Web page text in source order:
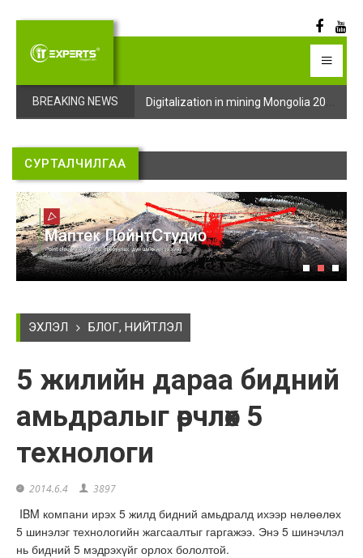
BREAKING NEWS
Digitalization in mining Mongolia 2025 арга хэмжээний бүртгэл эхэллээ Digitalization in mining Mongolia 2025 арга хэмжээний бүртгэл эхэллээ
СУРТАЛЧИЛГАА
ЭХЛЭЛ БЛОГ, НИЙТЛЭЛ
5 жилийн дараа бидний
амьдралыг өөрчлөх 5
технологи
2014.6.4 3897
IBM компани ирэх 5 жилд бидний амьдралд ихээр нөлөөлөх
5 шинэлэг технологийн жагсаалтыг гаргажээ. Энэ 5 шинэчлэл
нь бидний 5 мэдрэхүйг орлох бололтой.